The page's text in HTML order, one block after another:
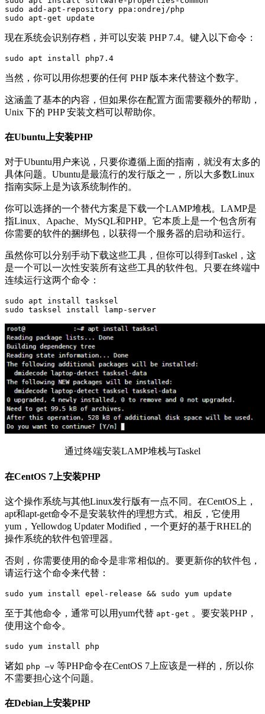
sudo add-apt-repository ppa:ondrej/php
sudo apt-get update
现在系统会识别存档，并可以安装 PHP 7.4。键入以下命令：
sudo apt install php7.4
当然，你可以用你想要的任何 PHP 版本来代替这个数字。
这涵盖了基本的内容，但如果你在配置方面需要额外的帮助，
Unix 下的 PHP 安装文档可以帮助你。
在Ubuntu上安装PHP
对于Ubuntu用户来说，只要你遵循上面的指南，就没有太多的
具体问题。Ubuntu是最流行的发行版之一，所以大多数Linux
指南实际上是为该系统制作的。
你可以选择的一个替代方案是下载一个LAMP堆栈。LAMP是
指Linux、Apache、MySQL和PHP。它本质上是一个包含所有
你需要的软件的捆绑包，以获得一个服务器的启动和运行。
虽然你可以分别手动下载这些工具，但你可以得到Taskel，这
是一个可以一次性安装所有这些工具的软件包。只要在终端中
连续运行这两个命令：
sudo apt install tasksel
sudo tasksel install lamp-server
通过终端安装LAMP堆栈与Taskel
在CentOS 7上安装PHP
这个操作系统与其他Linux发行版有一点不同。在CentOS上，
apt和apt-get命令不是安装软件的理想方式。相反，它使用
yum，Yellowdog Updater Modified，一个更好的基于RHEL的
操作系统的软件包管理器。
否则，你需要使用的命令是非常相似的。要更新你的软件包，
请运行这个命令来代替：
sudo yum install epel-release && sudo yum update
至于其他命令，通常可以用yum代替 apt-get 。要安装PHP，
使用这个命令。
sudo yum install php
诸如 php –v 等PHP命令在CentOS 7上应该是一样的，所以你
不需要担心这个问题。
在Debian上安装PHP